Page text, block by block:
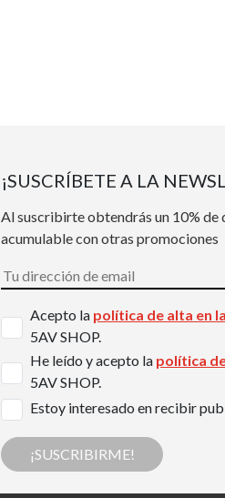
¡SUSCRÍBETE A LA
Al suscribirte obtendrás un 10% de
acumulable con otras promociones
Acepto la política de alta en
5AV SHOP.
He leído y acepto la política
5AV SHOP.
Estoy interesado en recibir
¡SUSCRIBIRME!